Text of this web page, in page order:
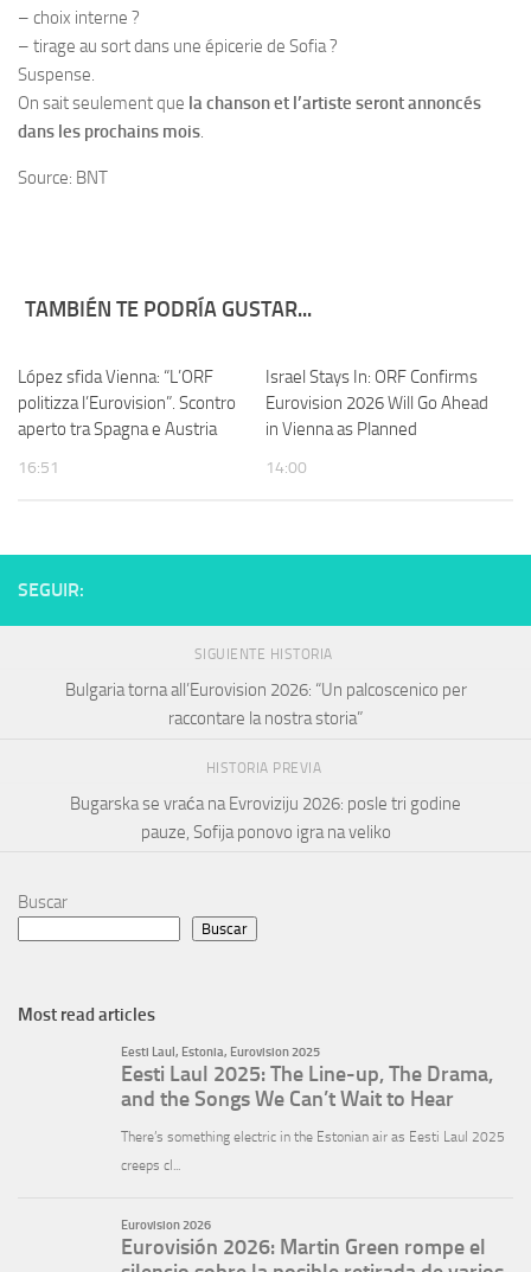
– choix interne ?
– tirage au sort dans une épicerie de Sofia ?
Suspense.
On sait seulement que la chanson et l’artiste seront annoncés
dans les prochains mois.
Source: BNT
TAMBIÉN TE PODRÍA GUSTAR...
López sfida Vienna: “L’ORF
politizza l’Eurovision”. Scontro
aperto tra Spagna e Austria
16:51
Israel Stays In: ORF Confirms
Eurovision 2026 Will Go Ahead
in Vienna as Planned
14:00
SEGUIR:
SIGUIENTE HISTORIA
Bulgaria torna all’Eurovision 2026: “Un palcoscenico per
raccontare la nostra storia”
HISTORIA PREVIA
Bugarska se vraća na Evroviziju 2026: posle tri godine
pauze, Sofija ponovo igra na veliko
Buscar
Buscar
Most read articles